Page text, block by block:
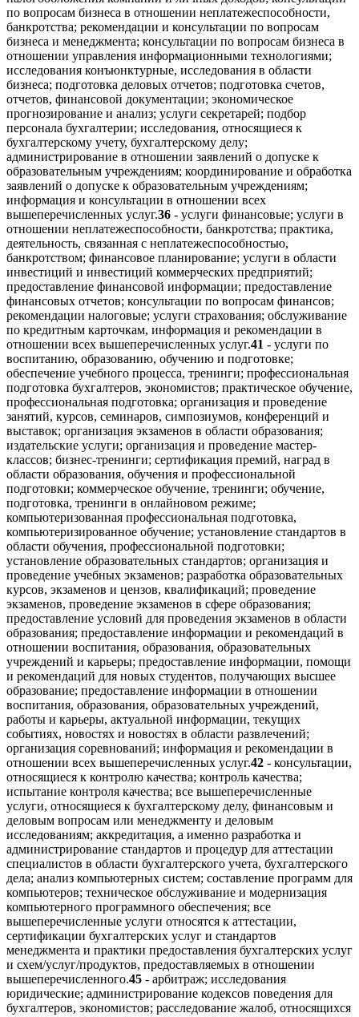
по вопросам бизнеса в отношении неплатежеспособности,
банкротства; рекомендации и консультации по вопросам
бизнеса и менеджмента; консультации по вопросам бизнеса в
отношении управления информационными технологиями;
исследования конъюнктурные, исследования в области
бизнеса; подготовка деловых отчетов; подготовка счетов,
отчетов, финансовой документации; экономическое
прогнозирование и анализ; услуги секретарей; подбор
персонала бухгалтерии; исследования, относящиеся к
бухгалтерскому учету, бухгалтерскому делу;
администрирование в отношении заявлений о допуске к
образовательным учреждениям; координирование и обработка
заявлений о допуске к образовательным учреждениям;
информация и консультации в отношении всех
вышеперечисленных услуг.36 - услуги финансовые; услуги в
отношении неплатежеспособности, банкротства; практика,
деятельность, связанная с неплатежеспособностью,
банкротством; финансовое планирование; услуги в области
инвестиций и инвестиций коммерческих предприятий;
предоставление финансовой информации; предоставление
финансовых отчетов; консультации по вопросам финансов;
рекомендации налоговые; услуги страхования; обслуживание
по кредитным карточкам, информация и рекомендации в
отношении всех вышеперечисленных услуг.41 - услуги по
воспитанию, образованию, обучению и подготовке;
обеспечение учебного процесса, тренинги; профессиональная
подготовка бухгалтеров, экономистов; практическое обучение,
профессиональная подготовка; организация и проведение
занятий, курсов, семинаров, симпозиумов, конференций и
выставок; организация экзаменов в области образования;
издательские услуги; организация и проведение мастер-
классов; бизнес-тренинги; сертификация премий, наград в
области образования, обучения и профессиональной
подготовки; коммерческое обучение, тренинги; обучение,
подготовка, тренинги в онлайновом режиме;
компьютеризованная профессиональная подготовка,
компьютеризированное обучение; установление стандартов в
области обучения, профессиональной подготовки;
установление образовательных стандартов; организация и
проведение учебных экзаменов; разработка образовательных
курсов, экзаменов и цензов, квалификаций; проведение
экзаменов, проведение экзаменов в сфере образования;
предоставление условий для проведения экзаменов в области
образования; предоставление информации и рекомендаций в
отношении воспитания, образования, образовательных
учреждений и карьеры; предоставление информации, помощи
и рекомендаций для новых студентов, получающих высшее
образование; предоставление информации в отношении
воспитания, образования, образовательных учреждений,
работы и карьеры, актуальной информации, текущих
событиях, новостях и новостях в области развлечений;
организация соревнований; информация и рекомендации в
отношении всех вышеперечисленных услуг.42 - консультации,
относящиеся к контролю качества; контроль качества;
испытание контроля качества; все вышеперечисленные
услуги, относящиеся к бухгалтерскому делу, финансовым и
деловым вопросам или менеджменту и деловым
исследованиям; аккредитация, а именно разработка и
администрирование стандартов и процедур для аттестации
специалистов в области бухгалтерского учета, бухгалтерского
дела; анализ компьютерных систем; составление программ для
компьютеров; техническое обслуживание и модернизация
компьютерного программного обеспечения; все
вышеперечисленные услуги относятся к аттестации,
сертификации бухгалтерских услуг и стандартов
менеджмента и практики предоставления бухгалтерских услуг
и схем/услуг/продуктов, предоставляемых в отношении
вышеперечисленного.45 - арбитраж; исследования
юридические; администрирование кодексов поведения для
бухгалтеров, экономистов; расследование жалоб, относящихся